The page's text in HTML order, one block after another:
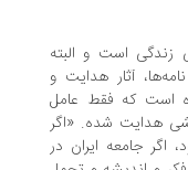
و البته
آثار هدایت و
که فقط عامل
شده. «اگر
ایران در